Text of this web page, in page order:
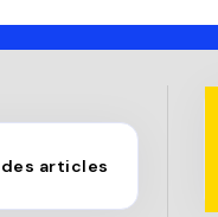
articles